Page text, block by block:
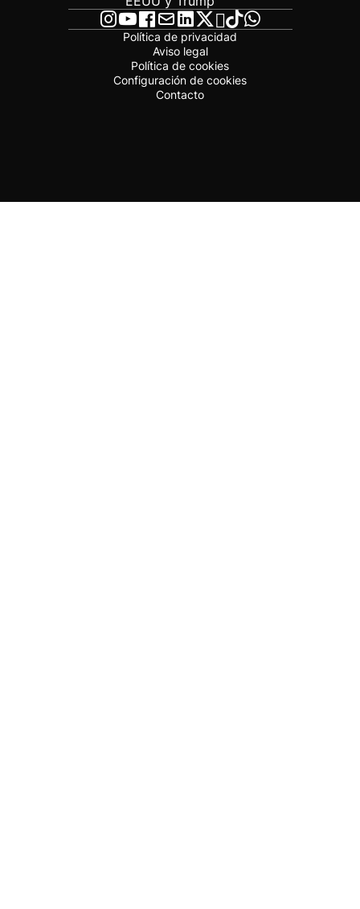
Política de privacidad
Aviso legal
Política de cookies
Configuración de cookies
Contacto